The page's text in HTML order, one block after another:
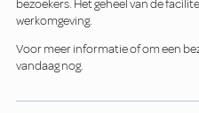
bezoekers. Het geheel van de
werkomgeving.
Voor meer informatie of om een
vandaag nog.